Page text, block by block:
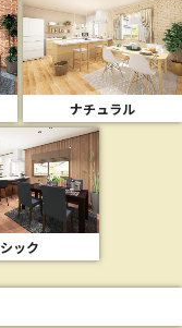
ナチュラル
シック